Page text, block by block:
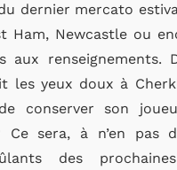
dernier mercato
Ham, Newcastle ou
aux renseignements.
les yeux doux à
conserver son
Ce sera, à n’en pas
des